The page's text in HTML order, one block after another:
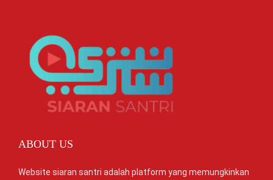
ABOUT US
Website siaran santri adalah platform yang memungkinkan